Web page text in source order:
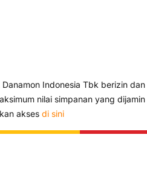
Indonesia Tbk berizin
nilai simpanan yang
akses di sini